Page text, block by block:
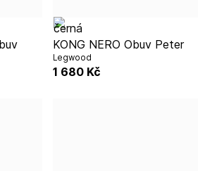
KONG NERO Obuv Peter
Legwood
1 680 Kč